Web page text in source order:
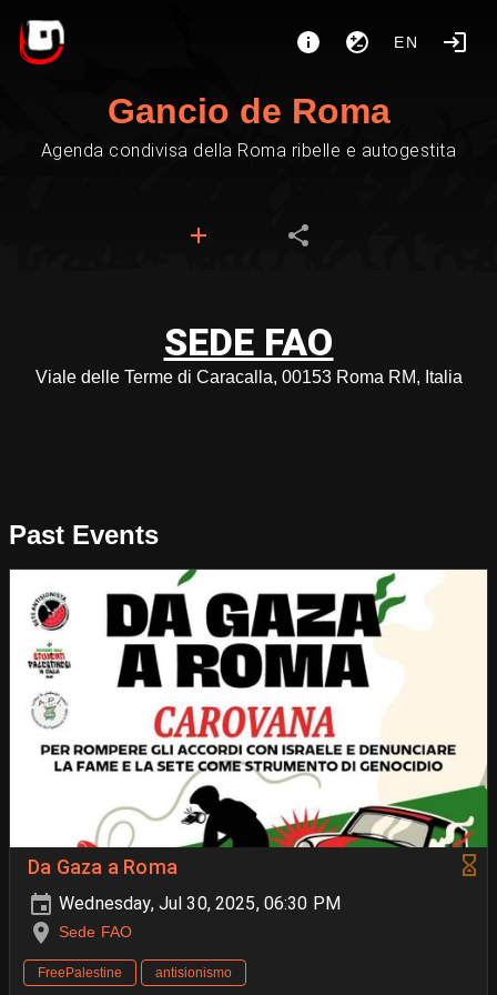
EN
Gancio de Roma
Agenda condivisa della Roma ribelle e autogestita
SEDE FAO
Viale delle Terme di Caracalla, 00153 Roma RM, Italia
Past Events
Da Gaza a Roma
Wednesday, Jul 30, 2025, 06:30 PM
Sede FAO
FreePalestine antisionismo